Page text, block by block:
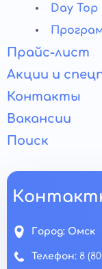
Day Top
Прайс-лист
Акции и
Контакты
Вакансии
Поиск
Город: Омск
Телефон: 8